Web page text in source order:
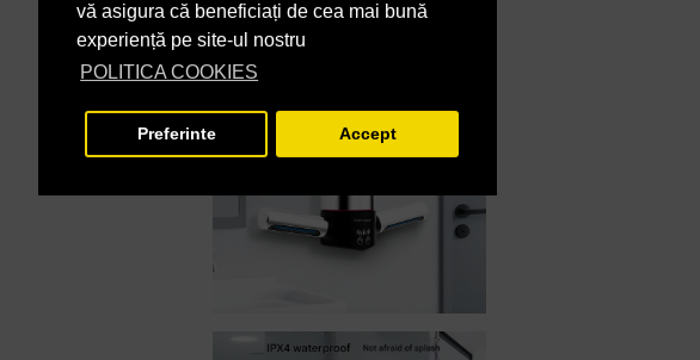
vă asigura că beneficiați de cea mai bună
experiență pe site-ul nostru
POLITICA COOKIES
Preferinte Accept